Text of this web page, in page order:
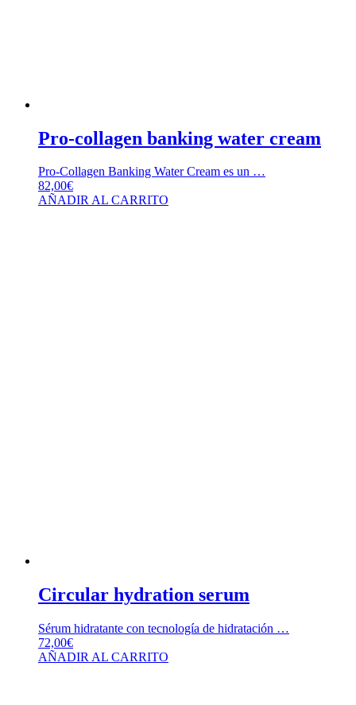
Pro-collagen banking water cream
Pro-Collagen Banking Water Cream es un …
82,00€
AÑADIR AL CARRITO
Circular hydration serum
Sérum hidratante con tecnología de hidratación …
72,00€
AÑADIR AL CARRITO